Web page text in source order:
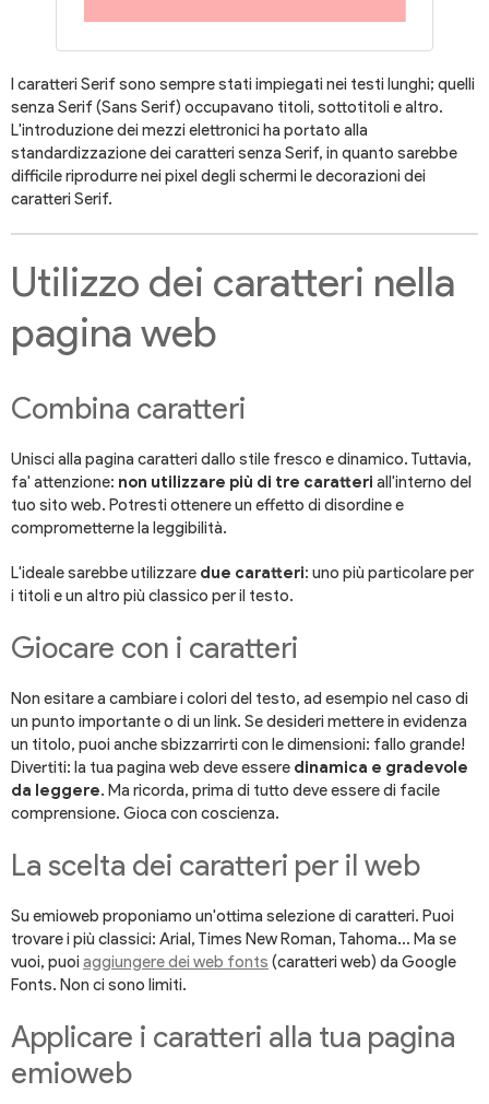
I caratteri Serif sono sempre stati impiegati nei testi lunghi; quelli
senza Serif (Sans Serif) occupavano titoli, sottotitoli e altro.
L'introduzione dei mezzi elettronici ha portato alla
standardizzazione dei caratteri senza Serif, in quanto sarebbe
difficile riprodurre nei pixel degli schermi le decorazioni dei
caratteri Serif.
Utilizzo dei caratteri nella
pagina web
Combina caratteri
Unisci alla pagina caratteri dallo stile fresco e dinamico. Tuttavia,
fa' attenzione: non utilizzare più di tre caratteri all'interno del
tuo sito web. Potresti ottenere un effetto di disordine e
comprometterne la leggibilità.
L'ideale sarebbe utilizzare due caratteri: uno più particolare per
i titoli e un altro più classico per il testo.
Giocare con i caratteri
Non esitare a cambiare i colori del testo, ad esempio nel caso di
un punto importante o di un link. Se desideri mettere in evidenza
un titolo, puoi anche sbizzarrirti con le dimensioni: fallo grande!
Divertiti: la tua pagina web deve essere dinamica e gradevole
da leggere. Ma ricorda, prima di tutto deve essere di facile
comprensione. Gioca con coscienza.
La scelta dei caratteri per il web
Su emioweb proponiamo un'ottima selezione di caratteri. Puoi
trovare i più classici: Arial, Times New Roman, Tahoma… Ma se
vuoi, puoi aggiungere dei web fonts (caratteri web) da Google
Fonts. Non ci sono limiti.
Applicare i caratteri alla tua pagina
emioweb